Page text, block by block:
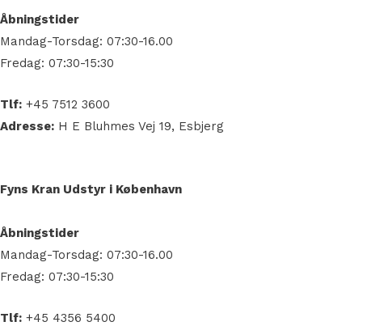
Åbningstider
Mandag-Torsdag: 07:30-16.00
Fredag: 07:30-15:30
Tlf: +45 7512 3600
Adresse: H E Bluhmes Vej 19, Esbjerg
Fyns Kran Udstyr i København
Åbningstider
Mandag-Torsdag: 07:30-16.00
Fredag: 07:30-15:30
Tlf: +45 4356 5400